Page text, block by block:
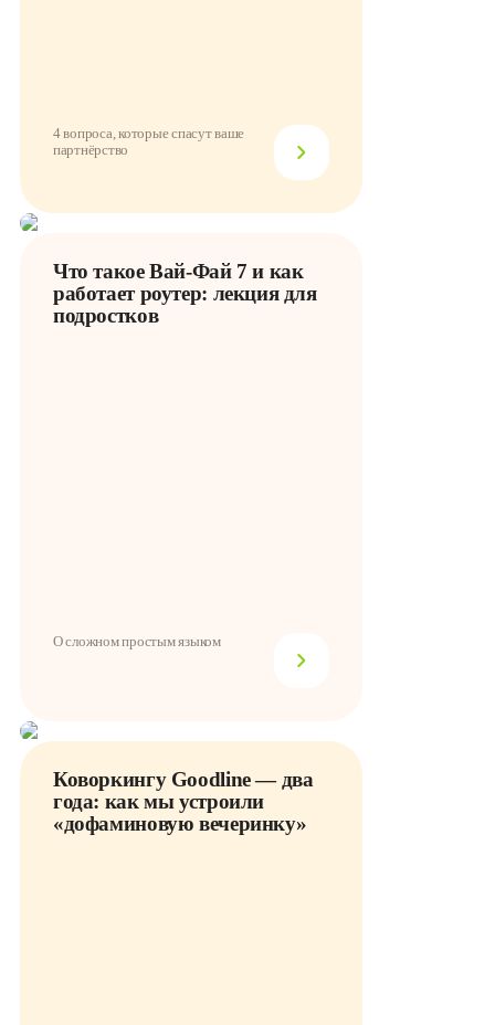
4 вопроса, которые спасут ваше
партнёрство
Что такое Вай-Фай 7 и как
работает роутер: лекция для
подростков
О сложном простым языком
Коворкингу Goodline — два
года: как мы устроили
«дофаминовую вечеринку»